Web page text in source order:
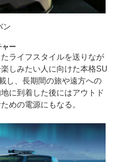
ン
ャー
ライフスタイルを送りなが
しみたい人に向けた本格SU
し、長期間の旅や遠方への
に到着した後にはアウトド
めの電源にもなる。